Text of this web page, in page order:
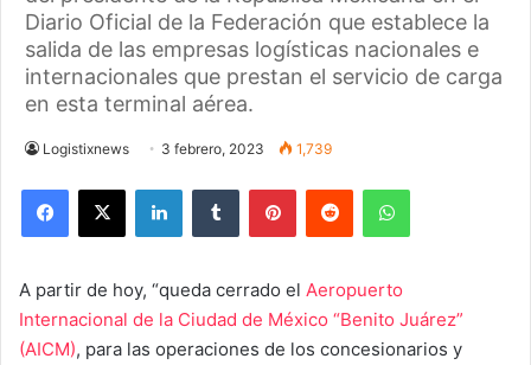
Diario Oficial de la Federación que establece la
salida de las empresas logísticas nacionales e
internacionales que prestan el servicio de carga
en esta terminal aérea.
Logistixnews 3 febrero, 2023 1,739
A partir de hoy, “queda cerrado el Aeropuerto
Internacional de la Ciudad de México “Benito Juárez”
(AICM), para las operaciones de los concesionarios y